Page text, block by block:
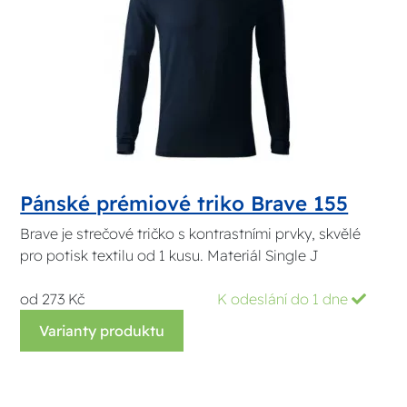
Pánské prémiové triko Brave 155
Brave je strečové tričko s kontrastními prvky, skvělé
pro potisk textilu od 1 kusu. Materiál Single J
od 273 Kč
K odeslání do 1 dne
Varianty produktu